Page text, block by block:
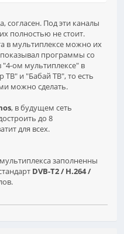
согласен. Под эти каналы
полностью не стоит.
в мультиплексе можно их
программы со
"4-ом мультиплексе" в
и "Бабай ТВ", то есть
можно сделать.
, в будущем сеть
до 8
для всех.
заполненны
DVB-T2 / H.264 /